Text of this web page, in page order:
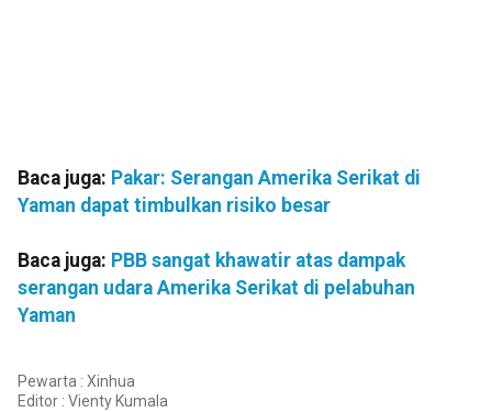
Baca juga: Pakar: Serangan Amerika Serikat di
Yaman dapat timbulkan risiko besar
Baca juga: PBB sangat khawatir atas dampak
serangan udara Amerika Serikat di pelabuhan
Yaman
Pewarta : Xinhua
Editor : Vienty Kumala